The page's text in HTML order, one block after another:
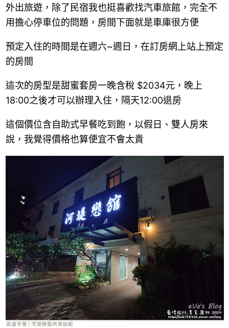
外出旅遊，除了民宿我也挺喜歡找汽車旅館，完全不
用擔心停車位的問題，房間下面就是車庫很方便
預定入住的時間是在週六~週日，在訂房網上站上預定
的房間
這次的房型是甜蜜套房一晚含稅 $2034元，晚上
18:00之後才可以辦理入住，隔天12:00退房
這個價位含自助式早餐吃到飽，以假日、雙人房來
說，我覺得價格也算便宜不會太貴